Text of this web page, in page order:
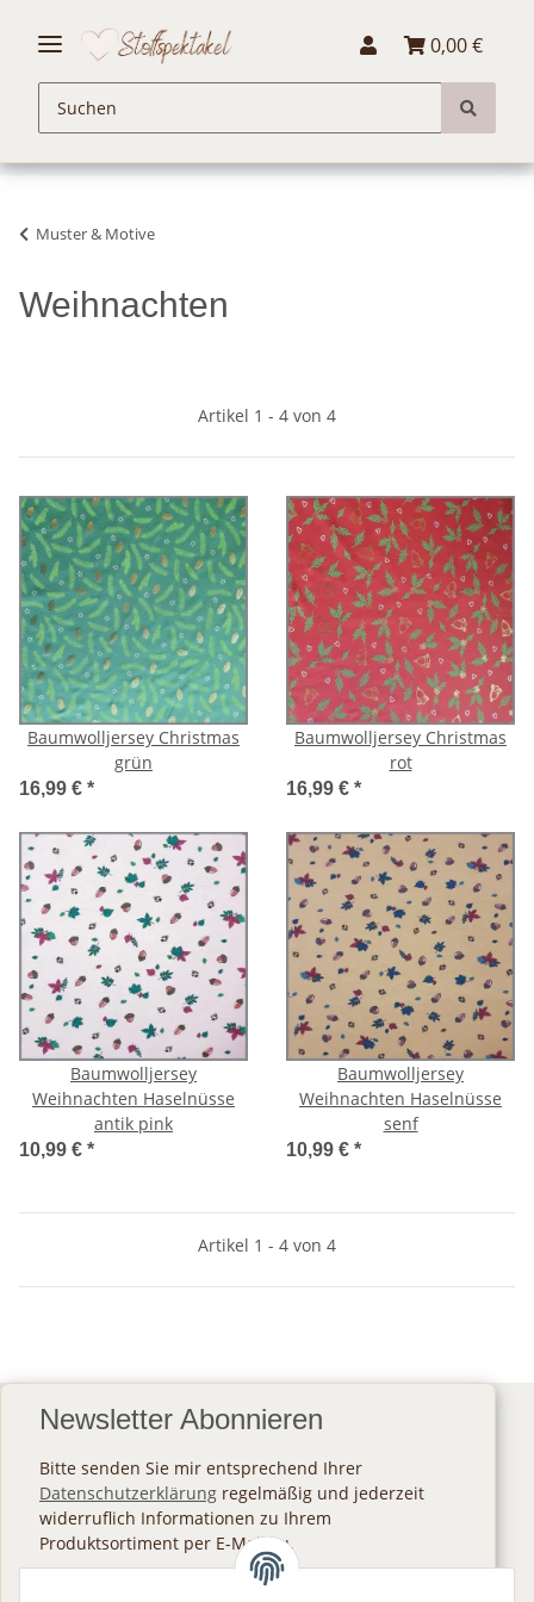
0,00 €
Muster & Motive
Weihnachten
Artikel 1 - 4 von 4
Baumwolljersey Christmas
grün
16,99 € *
Baumwolljersey Christmas
rot
16,99 € *
Baumwolljersey
Weihnachten Haselnüsse
antik pink
10,99 € *
Baumwolljersey
Weihnachten Haselnüsse
senf
10,99 € *
Artikel 1 - 4 von 4
Newsletter Abonnieren
Bitte senden Sie mir entsprechend Ihrer
Datenschutzerklärung regelmäßig und jederzeit
widerruflich Informationen zu Ihrem
Produktsortiment per E-Mail zu.